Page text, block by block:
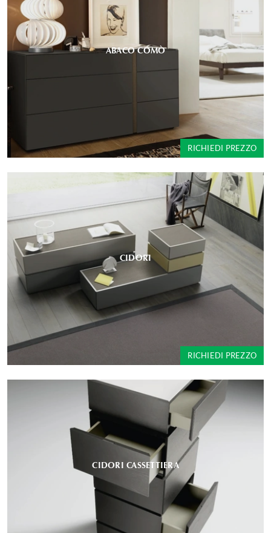
ABACO COMÒ
RICHIEDI PREZZO
CIDORI
RICHIEDI PREZZO
CIDORI CASSETTIERA